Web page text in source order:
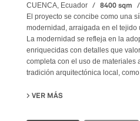
CUENCA, Ecuador 8400 sqm
El proyecto se concibe como una
modernidad, arraigada en el
La modernidad se refleja en la
enriquecidas con detalles que
completa con el uso de materiales
tradición arquitectónica local,
VER MÁS